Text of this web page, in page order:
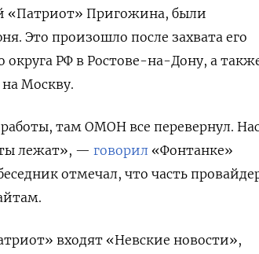
«Патриот» Пригожина, были
Это произошло после захвата его
РФ в Ростове-на-Дону, а
Москву.
там ОМОН все перевернул.
лежат», — говорил «Фонтанке»
отмечал, что часть
входят «Невские новости»,